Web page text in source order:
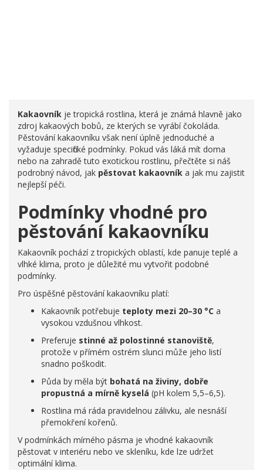
Kakaovník je tropická rostlina, která je známá hlavně jako
zdroj kakaových bobů, ze kterých se vyrábí čokoláda.
Pěstování kakaovníku však není úplně jednoduché a
vyžaduje specifické podmínky. Pokud vás láká mít doma
nebo na zahradě tuto exotickou rostlinu, přečtěte si náš
podrobný návod, jak pěstovat kakaovník a jak mu zajistit
nejlepší péči.
Podmínky vhodné pro
pěstování kakaovníku
Kakaovník pochází z tropických oblastí, kde panuje teplé a
vlhké klima, proto je důležité mu vytvořit podobné
podmínky.
Pro úspěšné pěstování kakaovníku platí:
Kakaovník potřebuje teploty mezi 20–30 °C a
vysokou vzdušnou vlhkost.
Preferuje stinné až polostinné stanoviště,
protože v přímém ostrém slunci může jeho listí
snadno poškodit.
Půda by měla být bohatá na živiny, dobře
propustná a mírně kyselá (pH kolem 5,5–6,5).
Rostlina má ráda pravidelnou zálivku, ale nesnáší
přemokření kořenů.
V podmínkách mírného pásma je vhodné kakaovník
pěstovat v interiéru nebo ve skleníku, kde lze udržet
optimální klima.